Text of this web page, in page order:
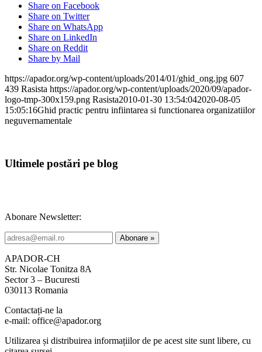
Share on Facebook
Share on Twitter
Share on WhatsApp
Share on LinkedIn
Share on Reddit
Share by Mail
https://apador.org/wp-content/uploads/2014/01/ghid_ong.jpg 607
439 Rasista https://apador.org/wp-content/uploads/2020/09/apador-
logo-tmp-300x159.png Rasista2010-01-30 13:54:042020-08-05
15:05:16Ghid practic pentru infiintarea si functionarea organizatiilor
neguvernamentale
Ultimele postări pe blog
Abonare Newsletter:
APADOR-CH
Str. Nicolae Tonitza 8A
Sector 3 – Bucuresti
030113 Romania
Contactați-ne la
e-mail: office@apador.org
Utilizarea și distribuirea informațiilor de pe acest site sunt libere, cu